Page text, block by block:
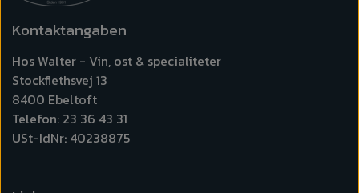
Kontaktangaben
Hos Walter - Vin, ost & specialiteter
Stockflethsvej 13
8400 Ebeltoft
Telefon: 23 36 43 31
USt-IdNr: 40238875